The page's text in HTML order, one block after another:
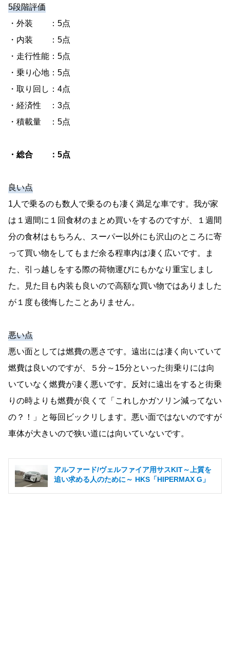
5段階評価
・外装 ：5点
・内装 ：5点
・走行性能：5点
・乗り心地：5点
・取り回し：4点
・経済性 ：3点
・積載量 ：5点
・総合 ：5点
良い点
1人で乗るのも数人で乗るのも凄く満足な車です。我が家
は１週間に１回食材のまとめ買いをするのですが、１週間
分の食材はもちろん、スーパー以外にも沢山のところに寄
って買い物をしてもまだ余る程車内は凄く広いです。ま
た、引っ越しをする際の荷物運びにもかなり重宝しまし
た。見た目も内装も良いので高額な買い物ではありました
が１度も後悔したことありません。
悪い点
悪い面としては燃費の悪さです。遠出には凄く向いていて
燃費は良いのですが、５分～15分といった街乗りには向
いていなく燃費が凄く悪いです。反対に遠出をすると街乗
りの時よりも燃費が良くて「これしかガソリン減ってない
の？！」と毎回ビックリします。悪い面ではないのですが
車体が大きいので狭い道には向いていないです。
アルファード/ヴェルファイア用サスKIT～上質を
追い求める人のために～ HKS「HIPERMAX G」